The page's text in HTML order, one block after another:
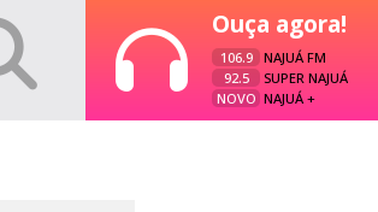
Ouça agora!
106.9
NAJUÁ FM
92.5
SUPER NAJUÁ
NOVO NAJUÁ +